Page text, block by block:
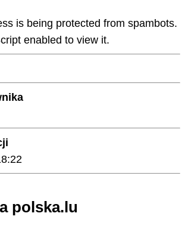
is being protected from spambots.
enabled to view it.
polska.lu